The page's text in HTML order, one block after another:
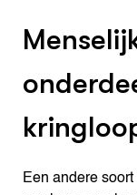
Een andere